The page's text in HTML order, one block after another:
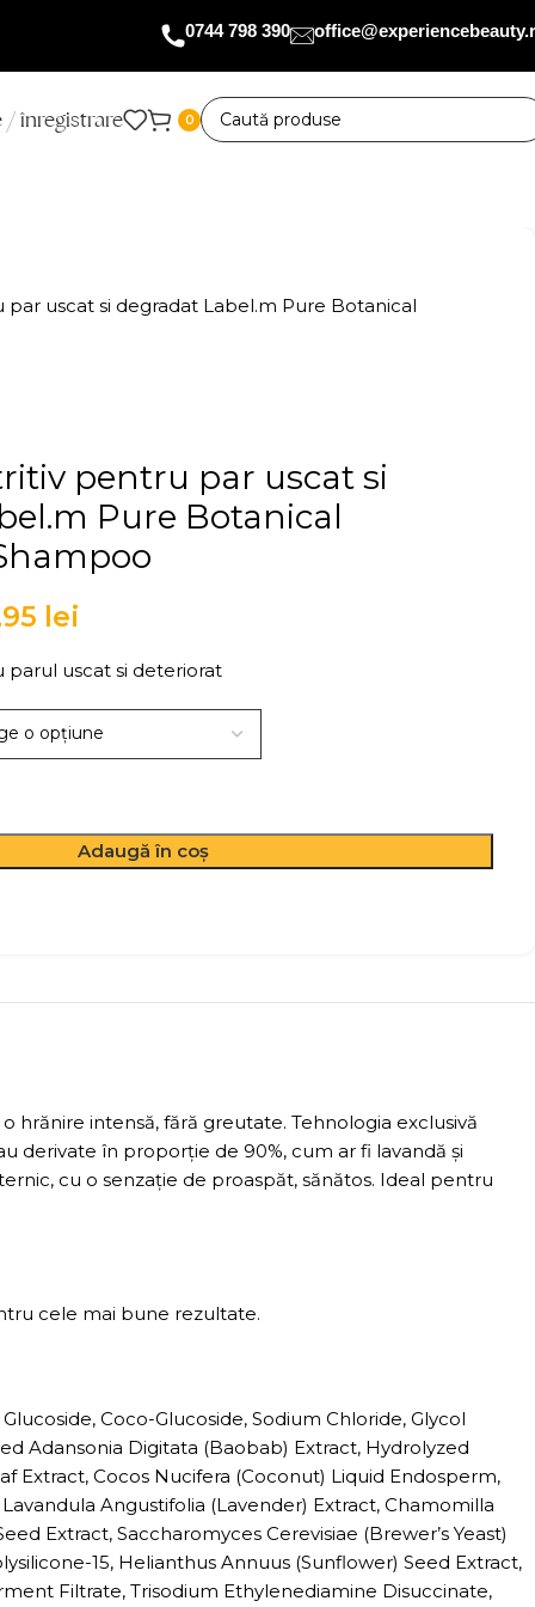
0744 798 390
/ înregistrare 0
uscat si degradat Label.m Pure Botanical
pentru par uscat si
Pure Botanical
lei
uscat si deteriorat
Adaugă în coș
intensă, fără greutate. Tehnologia exclusivă
derivate în proporție de 90%, cum ar fi lavandă și
cu o senzație de proaspăt, sănătos. Ideal pentru
cele mai bune rezultate.
Coco-Glucoside, Sodium Chloride, Glycol
Adansonia Digitata (Baobab) Extract, Hydrolyzed
Extract, Cocos Nucifera (Coconut) Liquid Endosperm,
Angustifolia (Lavender) Extract, Chamomilla
Extract, Saccharomyces Cerevisiae (Brewer’s Yeast)
15, Helianthus Annuus (Sunflower) Seed Extract,
Filtrate, Trisodium Ethylenediamine Disuccinate,